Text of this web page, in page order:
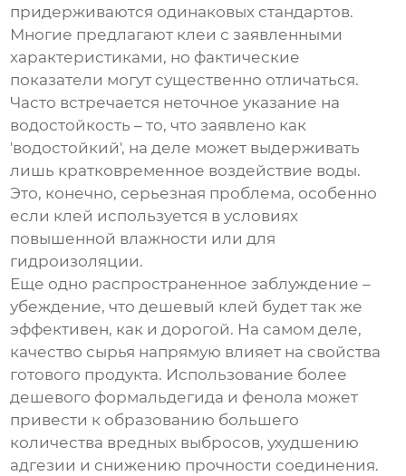
придерживаются одинаковых стандартов.
Многие предлагают клеи с заявленными
характеристиками, но фактические
показатели могут существенно отличаться.
Часто встречается неточное указание на
водостойкость – то, что заявлено как
'водостойкий', на деле может выдерживать
лишь кратковременное воздействие воды.
Это, конечно, серьезная проблема, особенно
если клей используется в условиях
повышенной влажности или для
гидроизоляции.
Еще одно распространенное заблуждение –
убеждение, что дешевый клей будет так же
эффективен, как и дорогой. На самом деле,
качество сырья напрямую влияет на свойства
готового продукта. Использование более
дешевого формальдегида и фенола может
привести к образованию большего
количества вредных выбросов, ухудшению
адгезии и снижению прочности соединения.